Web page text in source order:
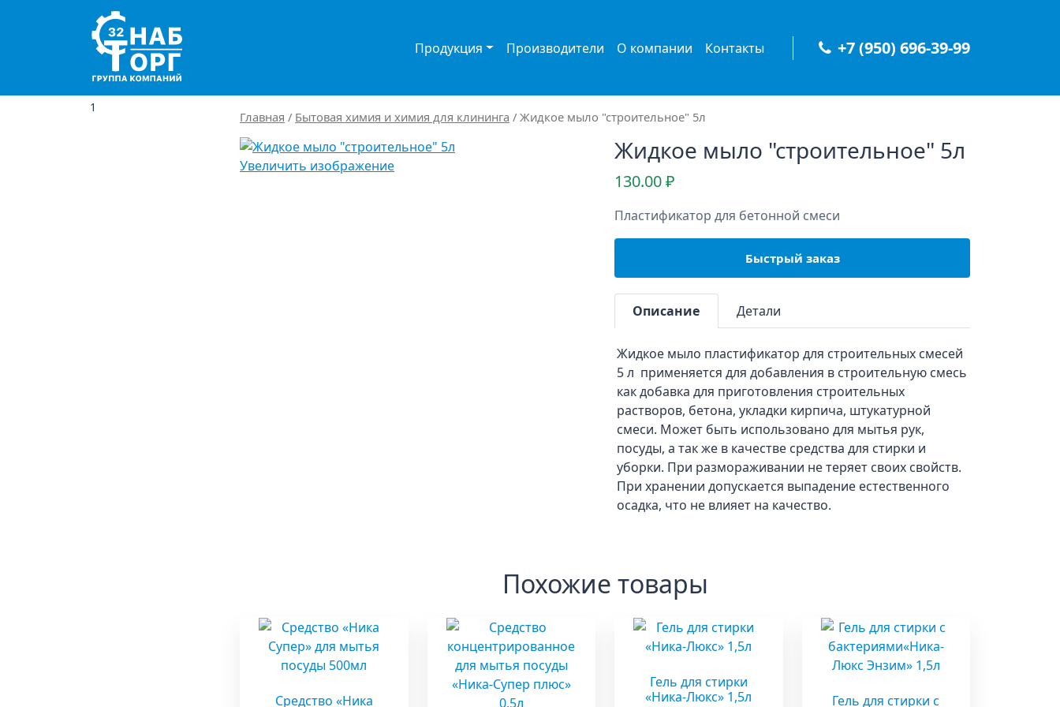
Main Navigation Продукция Производители О компании Контакты +7 (950) 696-39-99
1
Главная / Бытовая химия и химия для клининга / Жидкое мыло "строительное" 5л
Увеличить изображение
Жидкое мыло "строительное" 5л
130.00₽
Пластификатор для бетонной смеси
Быстрый заказ
Описание Детали
Жидкое мыло пластификатор для строительных смесей
5 л применяется для добавления в строительную смесь
как добавка для приготовления строительных
растворов, бетона, укладки кирпича, штукатурной
смеси. Может быть использовано для мытья рук,
посуды, а так же в качестве средства для стирки и
уборки. При размораживании не теряет своих свойств.
При хранении допускается выпадение естественного
осадка, что не влияет на качество.
Похожие товары
Средство «Ника
Гель для стирки
«Ника-Люкс» 1,5л
Гель для стирки с